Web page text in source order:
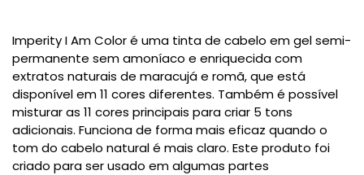
Imperity I Am Color é uma tinta de cabelo em gel semi-
permanente sem amoníaco e enriquecida com
extratos naturais de maracujá e romã, que está
disponível em 11 cores diferentes. Também é possível
misturar as 11 cores principais para criar 5 tons
adicionais. Funciona de forma mais eficaz quando o
tom do cabelo natural é mais claro. Este produto foi
criado para ser usado em algumas partes